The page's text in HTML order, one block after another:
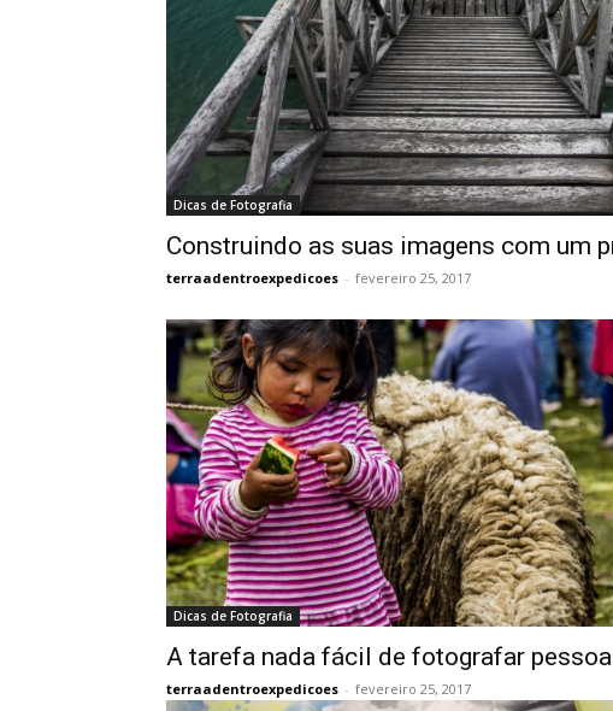
Dicas de Fotografia
Construindo as suas imagens com um
terraadentroexpedicoes - fevereiro 25, 2017
Dicas de Fotografia
A tarefa nada fácil de fotografar
terraadentroexpedicoes - fevereiro 25, 2017